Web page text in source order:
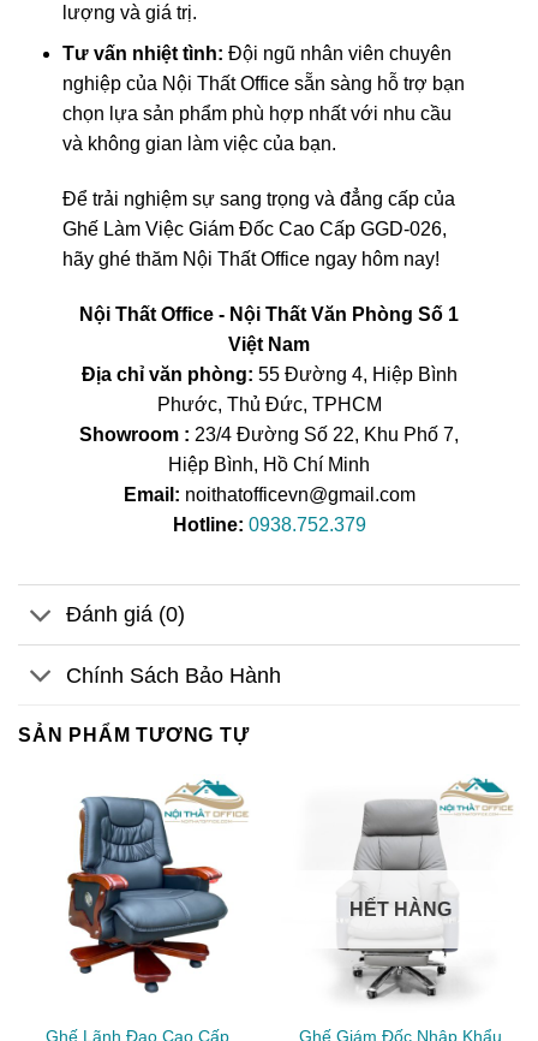
lượng và giá trị.
Tư vấn nhiệt tình: Đội ngũ nhân viên chuyên
nghiệp của Nội Thất Office sẵn sàng hỗ trợ bạn
chọn lựa sản phẩm phù hợp nhất với nhu cầu
và không gian làm việc của bạn.
Để trải nghiệm sự sang trọng và đẳng cấp của
Ghế Làm Việc Giám Đốc Cao Cấp GGD-026,
hãy ghé thăm Nội Thất Office ngay hôm nay!
Nội Thất Office - Nội Thất Văn Phòng Số 1
Việt Nam
Địa chỉ văn phòng: 55 Đường 4, Hiệp Bình
Phước, Thủ Đức, TPHCM
Showroom : 23/4 Đường Số 22, Khu Phố 7,
Hiệp Bình, Hồ Chí Minh
Email: noithatofficevn@gmail.com
Hotline: 0938.752.379
Đánh giá (0)
Chính Sách Bảo Hành
SẢN PHẨM TƯƠNG TỰ
Ghế Lãnh Đạo Cao Cấp
HẾT HÀNG
Ghế Giám Đốc Nhập Khẩu